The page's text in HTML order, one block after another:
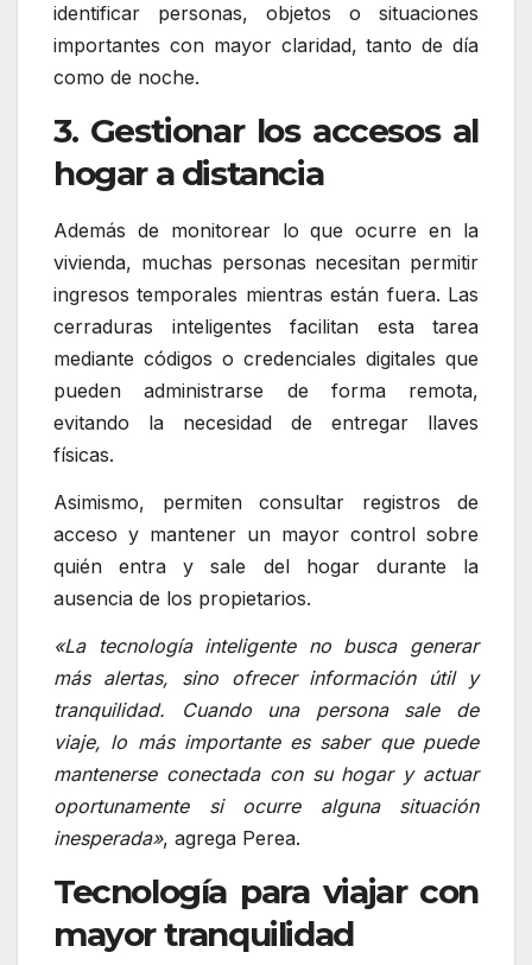
identificar personas, objetos o situaciones
importantes con mayor claridad, tanto de día
como de noche.
3. Gestionar los accesos al
hogar a distancia
Además de monitorear lo que ocurre en la
vivienda, muchas personas necesitan permitir
ingresos temporales mientras están fuera. Las
cerraduras inteligentes facilitan esta tarea
mediante códigos o credenciales digitales que
pueden administrarse de forma remota,
evitando la necesidad de entregar llaves
físicas.
Asimismo, permiten consultar registros de
acceso y mantener un mayor control sobre
quién entra y sale del hogar durante la
ausencia de los propietarios.
«La tecnología inteligente no busca generar
más alertas, sino ofrecer información útil y
tranquilidad. Cuando una persona sale de
viaje, lo más importante es saber que puede
mantenerse conectada con su hogar y actuar
oportunamente si ocurre alguna situación
inesperada», agrega Perea.
Tecnología para viajar con
mayor tranquilidad